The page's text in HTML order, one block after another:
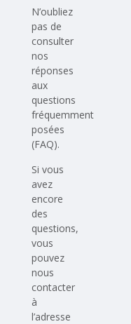
N’oubliez
pas de
consulter
nos
réponses
aux
questions
fréquemment
posées
(FAQ).
Si vous
avez
encore
des
questions,
vous
pouvez
nous
contacter
à
l’adresse